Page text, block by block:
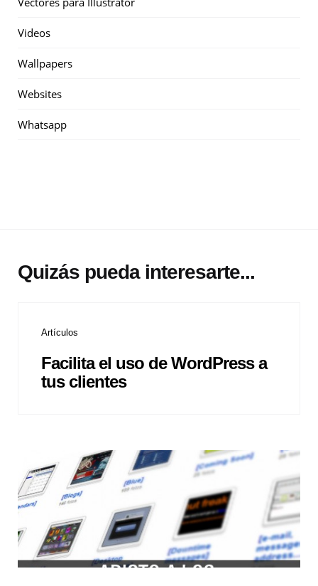
Videos
Wallpapers
Websites
Whatsapp
Quizás pueda interesarte...
Artículos
Facilita el uso de WordPress a
tus clientes